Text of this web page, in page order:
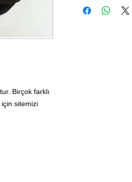
Birçok farklı
sitemizi